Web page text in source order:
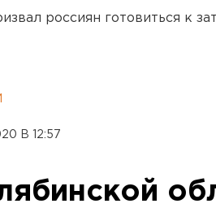
россиян готовиться к
В 12:57